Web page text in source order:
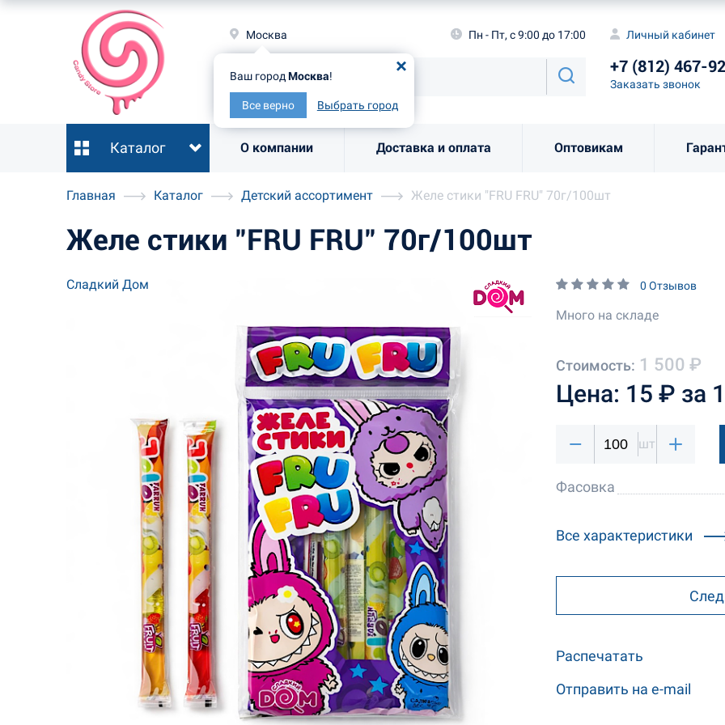
Москва
Ваш город Москва!
Все верно Выбрать город
Пн - Пт, с 9:00 до 17:00 Личный кабинет
+7 (812) 467-
Заказать звонок
Каталог О компании Доставка и оплата Оптовикам
Ваш городМосква
Все верно
Заказать
Главная Каталог Детский ассортимент Желе стики "FRU FRU" 70г/100шт
Желе стики "FRU FRU" 70г/100шт
Сладкий Дом 0 Отзывов
Много на складе
Стоимость: 1 500 ₽
Цена: 15 ₽ за
шт
Фасовка
Все характеристики
Распечатать
Отправить на e-mail